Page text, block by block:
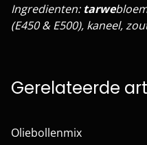
Ingredienten: tarwe
(E450 & E500), kaneel,
Gerelateerde
Oliebollenmix